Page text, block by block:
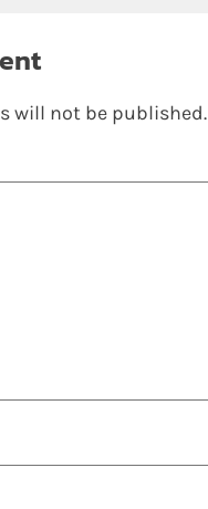
will not be published.